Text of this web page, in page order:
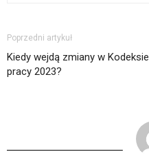
Poprzedni artykuł
Kiedy wejdą zmiany w Kodeksie
pracy 2023?